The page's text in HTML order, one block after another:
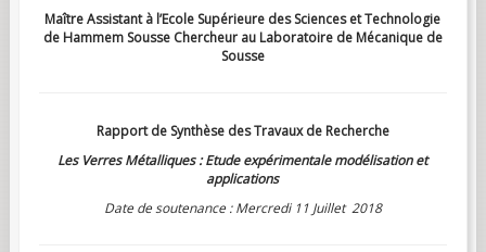
Maître Assistant à l’Ecole Supérieure des Sciences et Technologie
de Hammem Sousse Chercheur au Laboratoire de Mécanique de
Sousse
Rapport de Synthèse des Travaux de Recherche
Les Verres Métalliques : Etude expérimentale modélisation et
applications
Date de soutenance : Mercredi 11 Juillet 2018